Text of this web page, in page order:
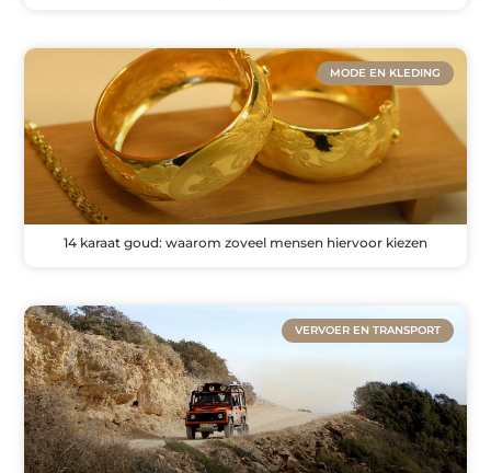
MODE EN KLEDING
14 karaat goud: waarom zoveel mensen hiervoor kiezen
VERVOER EN TRANSPORT